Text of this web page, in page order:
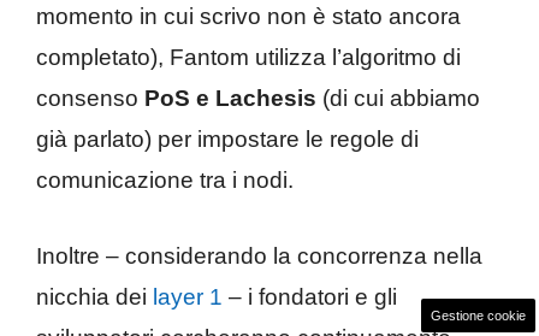
momento in cui scrivo non è stato ancora
completato), Fantom utilizza l’algoritmo di
consenso PoS e Lachesis (di cui abbiamo
già parlato) per impostare le regole di
comunicazione tra i nodi.
Inoltre – considerando la concorrenza nella
nicchia dei layer 1 – i fondatori e gli
Gestione cookie